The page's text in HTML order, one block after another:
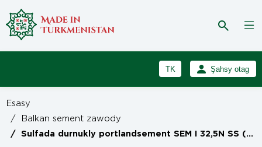
TK
RU
Şahsy otag
Esasy
/
Balkan sement zawody
/ Sulfada durnukly portlandsement SEM I 32,5N SS (ЦЕМ I 32,5Н СС)